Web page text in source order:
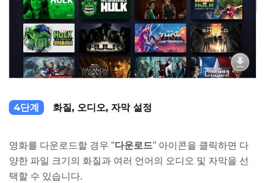
4단계 화질, 오디오, 자막 설정
영화를 다운로드할 경우 "다운로드" 아이콘을 클릭하면 다
양한 파일 크기의 화질과 여러 언어의 오디오 및 자막을 선
택할 수 있습니다.